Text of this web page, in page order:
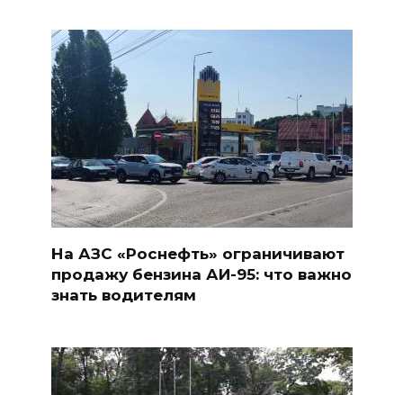
На АЗС «Роснефть» ограничивают
продажу бензина АИ-95: что важно
знать водителям